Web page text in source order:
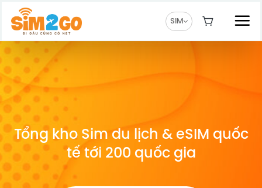
Chuyển
đến
SIM
Tổng kho Sim du lịch & eSIM quốc
tế tới 200 quốc gia